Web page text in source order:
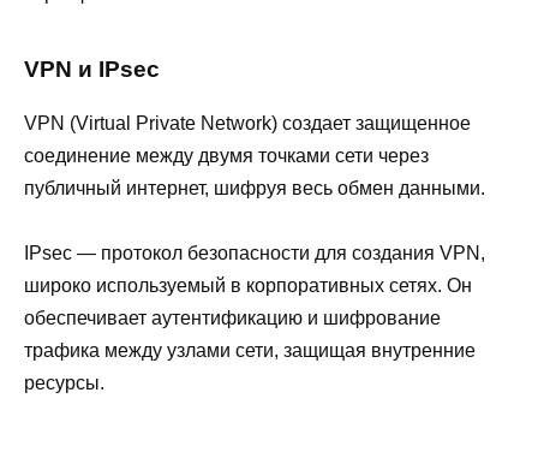
VPN и IPsec
VPN (Virtual Private Network) создает защищенное
соединение между двумя точками сети через
публичный интернет, шифруя весь обмен данными.
IPsec — протокол безопасности для создания VPN,
широко используемый в корпоративных сетях. Он
обеспечивает аутентификацию и шифрование
трафика между узлами сети, защищая внутренние
ресурсы.